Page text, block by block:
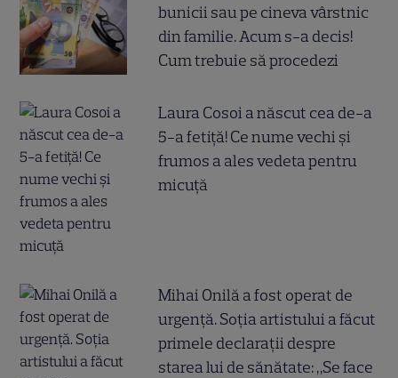
bunicii sau pe cineva vârstnic
din familie. Acum s-a decis!
Cum trebuie să procedezi
Laura Cosoi a născut cea de-a
5-a fetiță! Ce nume vechi și
frumos a ales vedeta pentru
micuță
Mihai Onilă a fost operat de
urgență. Soția artistului a făcut
primele declarații despre
starea lui de sănătate: „Se face